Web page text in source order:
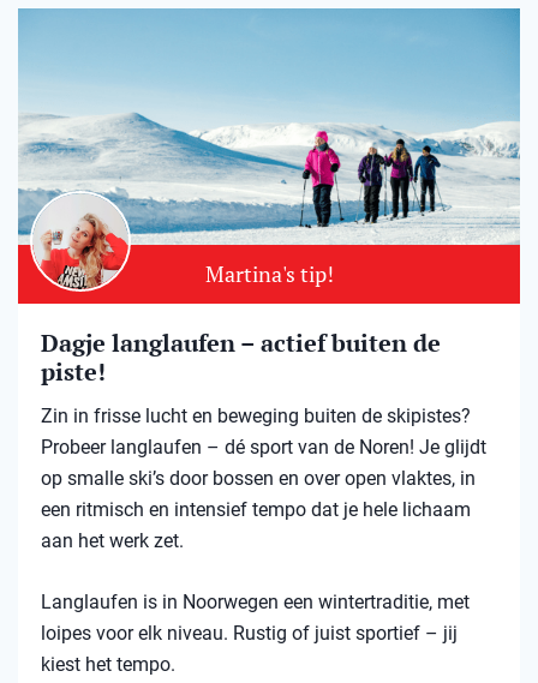
Martina's tip!
Dagje langlaufen – actief buiten de
piste!
Zin in frisse lucht en beweging buiten de skipistes?
Probeer langlaufen – dé sport van de Noren! Je glijdt
op smalle ski’s door bossen en over open vlaktes, in
een ritmisch en intensief tempo dat je hele lichaam
aan het werk zet.
Langlaufen is in Noorwegen een wintertraditie, met
loipes voor elk niveau. Rustig of juist sportief – jij
kiest het tempo.